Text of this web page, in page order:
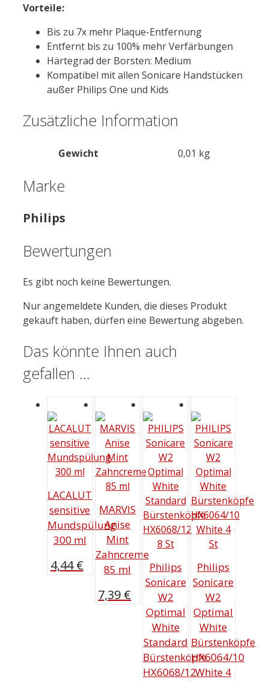
Vorteile:
Bis zu 7x mehr Plaque-Entfernung
Entfernt bis zu 100% mehr Verfärbungen
Härtegrad der Borsten: Medium
Kompatibel mit allen Sonicare Handstücken
außer Philips One und Kids
Zusätzliche Information
Gewicht 0,01 kg
Marke
Philips
Bewertungen
Es gibt noch keine Bewertungen.
Nur angemeldete Kunden, die dieses Produkt
gekauft haben, dürfen eine Bewertung abgeben.
Das könnte Ihnen auch
gefallen …
LACALUT
sensitive
Mundspülung
300 ml
4,44€
MARVIS
Anise
Mint
Zahncreme
85 ml
7,39 €
Philips
Sonicare
W2
Optimal
White
Standard
Bürstenköpfe
HX6068/12
Philips
Sonicare
W2
Optimal
White
Bürstenköpfe
HX6064/10
White 4